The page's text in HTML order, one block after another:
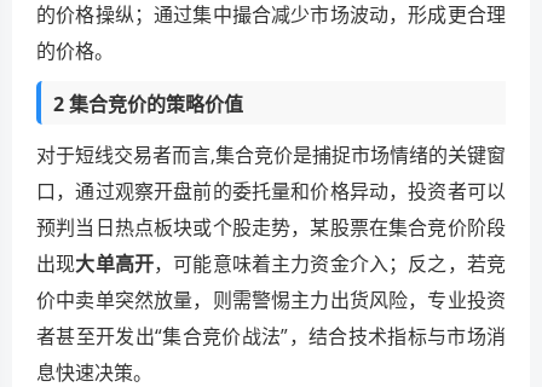
的价格操纵；通过集中撮合减少市场波动，形成更合理
的价格。
2 集合竞价的策略价值
对于短线交易者而言,集合竞价是捕捉市场情绪的关键窗
口，通过观察开盘前的委托量和价格异动，投资者可以
预判当日热点板块或个股走势，某股票在集合竞价阶段
出现大单高开，可能意味着主力资金介入；反之，若竞
价中卖单突然放量，则需警惕主力出货风险，专业投资
者甚至开发出“集合竞价战法”，结合技术指标与市场消
息快速决策。